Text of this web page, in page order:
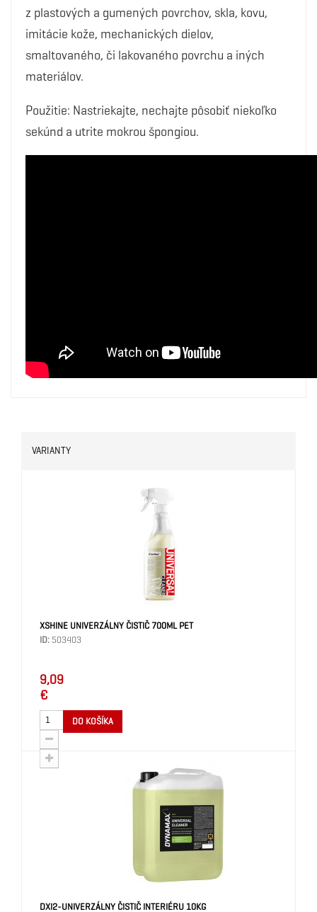
z plastových a gumených povrchov, skla, kovu,
imitácie kože, mechanických dielov,
smaltovaného, či lakovaného povrchu a iných
materiálov.
Použitie: Nastriekajte, nechajte pôsobiť niekoľko
sekúnd a utrite mokrou špongiou.
VARIANTY
XSHINE UNIVERZÁLNY ČISTIČ 700ML PET
ID: 503403
9,09
€
DO KOŠÍKA
DXI2-UNIVERZÁLNY ČISTIČ INTERIÉRU 10KG